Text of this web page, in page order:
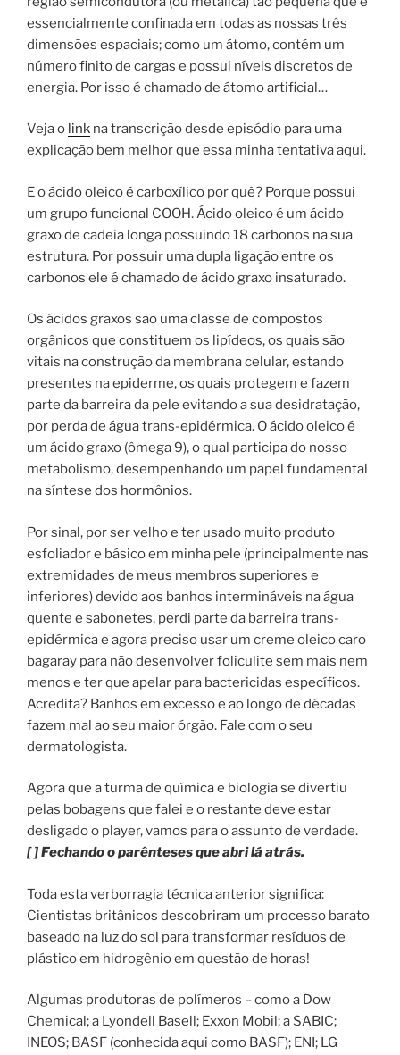
essencialmente confinada em todas as nossas três
dimensões espaciais; como um átomo, contém um
número finito de cargas e possui níveis discretos de
energia. Por isso é chamado de átomo artificial…
Veja o link na transcrição desde episódio para uma
explicação bem melhor que essa minha tentativa aqui.
E o ácido oleico é carboxílico por quê? Porque possui
um grupo funcional COOH. Ácido oleico é um ácido
graxo de cadeia longa possuindo 18 carbonos na sua
estrutura. Por possuir uma dupla ligação entre os
carbonos ele é chamado de ácido graxo insaturado.
Os ácidos graxos são uma classe de compostos
orgânicos que constituem os lipídeos, os quais são
vitais na construção da membrana celular, estando
presentes na epiderme, os quais protegem e fazem
parte da barreira da pele evitando a sua desidratação,
por perda de água trans-epidérmica. O ácido oleico é
um ácido graxo (ômega 9), o qual participa do nosso
metabolismo, desempenhando um papel fundamental
na síntese dos hormônios.
Por sinal, por ser velho e ter usado muito produto
esfoliador e básico em minha pele (principalmente nas
extremidades de meus membros superiores e
inferiores) devido aos banhos intermináveis na água
quente e sabonetes, perdi parte da barreira trans-
epidérmica e agora preciso usar um creme oleico caro
bagaray para não desenvolver foliculite sem mais nem
menos e ter que apelar para bactericidas específicos.
Acredita? Banhos em excesso e ao longo de décadas
fazem mal ao seu maior órgão. Fale com o seu
dermatologista.
Agora que a turma de química e biologia se divertiu
pelas bobagens que falei e o restante deve estar
desligado o player, vamos para o assunto de verdade.
[ ] Fechando o parênteses que abri lá atrás.
Toda esta verborragia técnica anterior significa:
Cientistas britânicos descobriram um processo barato
baseado na luz do sol para transformar resíduos de
plástico em hidrogênio em questão de horas!
Algumas produtoras de polímeros – como a Dow
Chemical; a Lyondell Basell; Exxon Mobil; a SABIC;
INEOS; BASF (conhecida aqui como BASF); ENI; LG